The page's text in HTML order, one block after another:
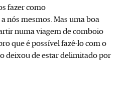
fazer como
nós mesmos. Mas uma boa
numa viagem de comboio
que é possível fazê-lo com o
deixou de estar delimitado por